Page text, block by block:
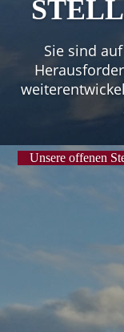
Sie sind
Unsere offenen